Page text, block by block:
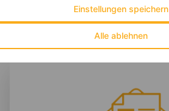
Alle ablehnen
Einstellungen speichern